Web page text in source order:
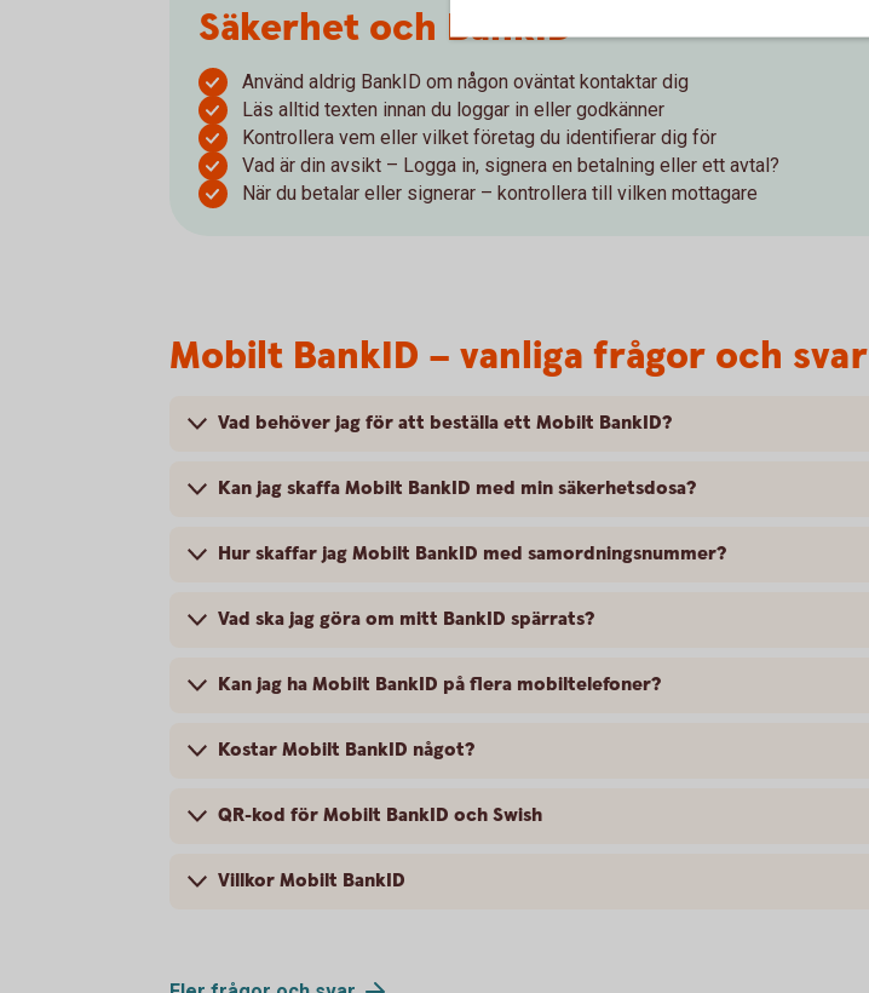
Säkerhet och BankID
Använd aldrig BankID om någon oväntat kontaktar dig
Läs alltid texten innan du loggar in eller godkänner
Kontrollera vem eller vilket företag du identifierar dig för
Vad är din avsikt – Logga in, signera en betalning eller ett avtal?
När du betalar eller signerar – kontrollera till vilken mottagare
Mobilt BankID – vanliga frågor och svar
Vad behöver jag för att beställa ett Mobilt BankID?
Kan jag skaffa Mobilt BankID med min säkerhetsdosa?
Hur skaffar jag Mobilt BankID med samordningsnummer?
Vad ska jag göra om mitt BankID spärrats?
Kan jag ha Mobilt BankID på flera mobiltelefoner?
Kostar Mobilt BankID något?
QR-kod för Mobilt BankID och Swish
Villkor Mobilt BankID